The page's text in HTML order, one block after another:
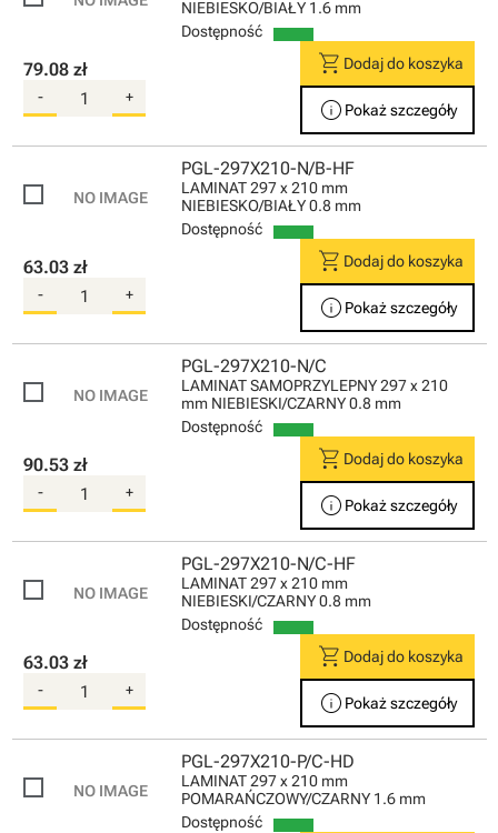
NIEBIESKO/BIAŁY 1.6 mm
Dostępność
79.08 zł
- +
shopping_cart Dodaj do koszyka
info Pokaż szczegóły
PGL-297X210-N/B-HF
LAMINAT 297 x 210 mm
NIEBIESKO/BIAŁY 0.8 mm
Dostępność
63.03 zł
- +
shopping_cart Dodaj do koszyka
info Pokaż szczegóły
PGL-297X210-N/C
LAMINAT SAMOPRZYLEPNY 297 x 210
mm NIEBIESKI/CZARNY 0.8 mm
Dostępność
90.53 zł
- +
shopping_cart Dodaj do koszyka
info Pokaż szczegóły
PGL-297X210-N/C-HF
LAMINAT 297 x 210 mm
NIEBIESKI/CZARNY 0.8 mm
Dostępność
63.03 zł
- +
shopping_cart Dodaj do koszyka
info Pokaż szczegóły
PGL-297X210-P/C-HD
LAMINAT 297 x 210 mm
POMARAŃCZOWY/CZARNY 1.6 mm
Dostępność